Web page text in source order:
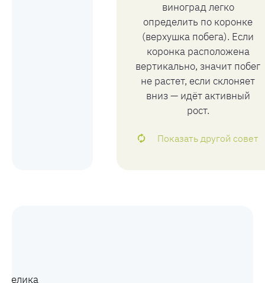
виноград легко
определить по коронке
(верхушка побега). Если
коронка расположена
вертикально, значит побег
не растет, если склоняет
вниз — идёт активный
рост.
Показать другой совет